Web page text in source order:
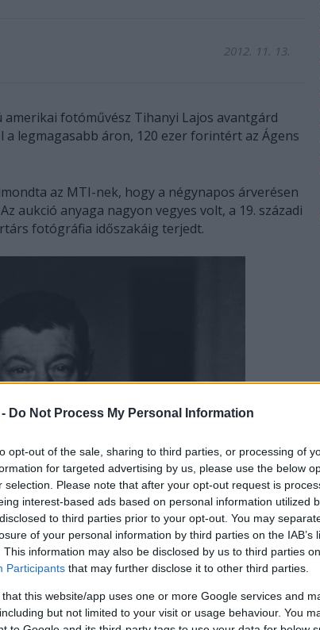
Do Not Process My Personal Information
opt-out of the sale, sharing to third parties, or processing of
for targeted advertising by us, please use the below
selection. Please note that after your opt-out request is
interest-based ads based on personal information utilized
to third parties prior to your opt-out. You may
of your personal information by third parties on the IAB’s
This information may also be disclosed by us to third parties
Participants that may further disclose it to other third parties.
that this website/app uses one or more Google services and
but not limited to your visit or usage behaviour. You
2012. 11. 13.
amerikai fotóművész Tihanyi Lajos avantgárd
legmagasabb áron, 120 ezer forintért az Ágens
az MTI-nek, hogy a négynapos árverésen
aukció anyaga nagyon vegyes volt, a 19. századi
fotógráfia időszakáig terjedt.